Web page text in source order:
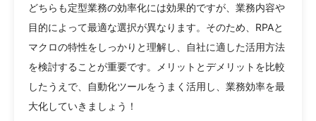
どちらも定型業務の効率化には効果的ですが、業務内容や
目的によって最適な選択が異なります。そのため、RPAと
マクロの特性をしっかりと理解し、自社に適した活用方法
を検討することが重要です。メリットとデメリットを比較
したうえで、自動化ツールをうまく活用し、業務効率を最
大化していきましょう！